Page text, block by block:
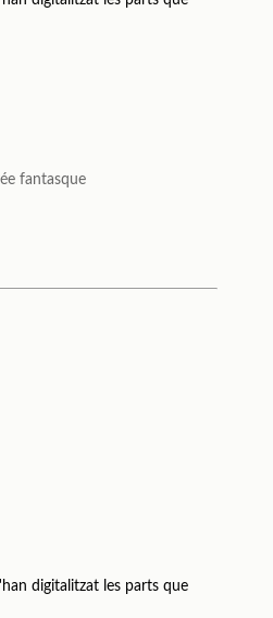
fantasque
digitalitzat les parts que